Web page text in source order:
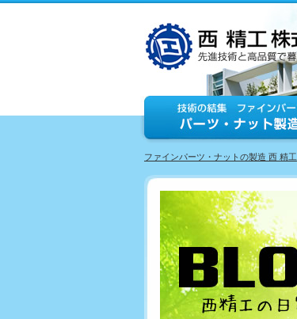
ファインパーツ・ナットの製造 西 精工